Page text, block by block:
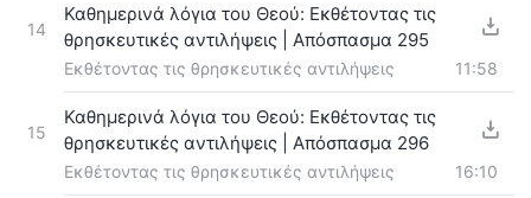
14
Καθημερινά λόγια του Θεού: Εκθέτοντας τις
θρησκευτικές αντιλήψεις | Απόσπασμα 295
Εκθέτοντας τις θρησκευτικές αντιλήψεις 11:58
15
Καθημερινά λόγια του Θεού: Εκθέτοντας τις
θρησκευτικές αντιλήψεις | Απόσπασμα 296
Εκθέτοντας τις θρησκευτικές αντιλήψεις 16:10